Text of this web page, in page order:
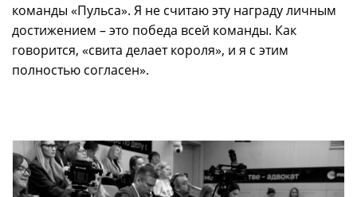
команды «Пульса». Я не считаю эту награду личным
достижением – это победа всей команды. Как
говорится, «свита делает короля», и я с этим
полностью согласен».